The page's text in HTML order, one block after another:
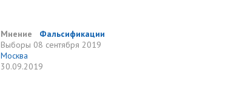
Мнение
Фальсификации
Выборы 08 сентября 2019
Москва
30.09.2019